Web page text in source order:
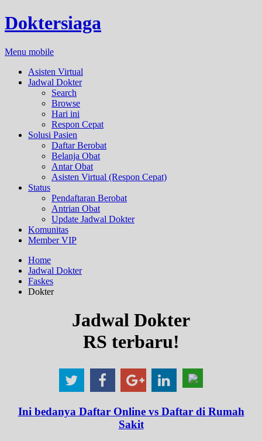
Doktersiaga
Menu mobile
Asisten Virtual
Jadwal Dokter
Search
Browse
Hari ini
Respon Cepat
Solusi Pasien
Daftar Berobat
Belanja Obat
Antar Obat
Asisten Virtual (Respon Cepat)
Status
Pendaftaran Berobat
Antrian Obat
Update Jadwal Dokter
Komunitas
Member VIP
Home
Jadwal Dokter
Faskes
Dokter
Jadwal Dokter
RS terbaru!
Ini bedanya Daftar Online vs Daftar di Rumah
Sakit